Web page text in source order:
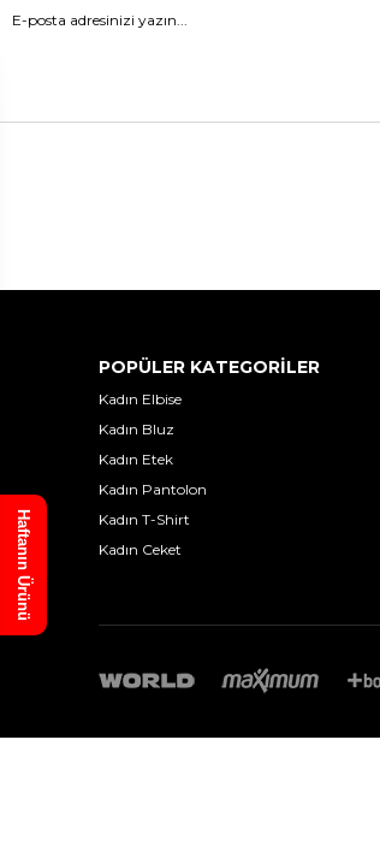
POPÜLER KATEGORİLER
Kadın Elbise
Kadın Bluz
Kadın Etek
Kadın Pantolon
Kadın T-Shirt
Kadın Ceket
Haftanın Ürünü